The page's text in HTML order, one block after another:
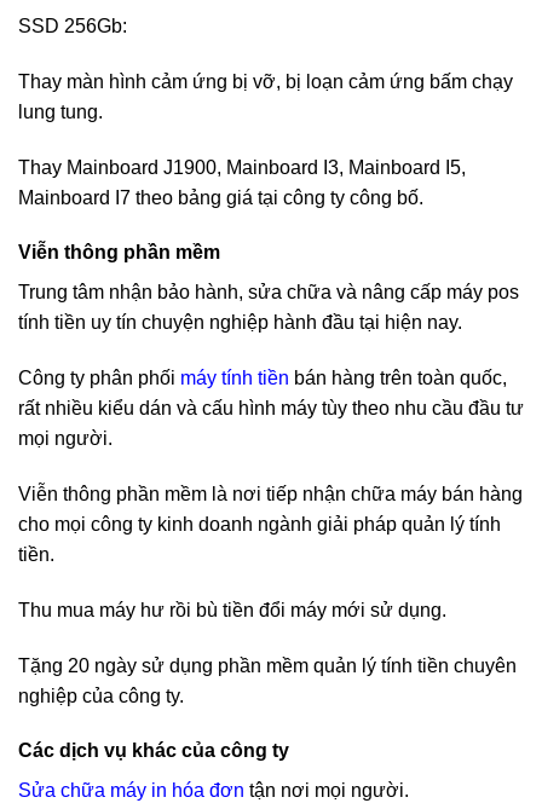
SSD 256Gb:
Thay màn hình cảm ứng bị vỡ, bị loạn cảm ứng bấm chạy
lung tung.
Thay Mainboard J1900, Mainboard I3, Mainboard I5,
Mainboard I7 theo bảng giá tại công ty công bố.
Viễn thông phần mềm
Trung tâm nhận bảo hành, sửa chữa và nâng cấp máy pos
tính tiền uy tín chuyện nghiệp hành đầu tại hiện nay.
Công ty phân phối máy tính tiền bán hàng trên toàn quốc,
rất nhiều kiểu dán và cấu hình máy tùy theo nhu cầu đầu tư
mọi người.
Viễn thông phần mềm là nơi tiếp nhận chữa máy bán hàng
cho mọi công ty kinh doanh ngành giải pháp quản lý tính
tiền.
Thu mua máy hư rồi bù tiền đổi máy mới sử dụng.
Tặng 20 ngày sử dụng phần mềm quản lý tính tiền chuyên
nghiệp của công ty.
Các dịch vụ khác của công ty
Sửa chữa máy in hóa đơn tận nơi mọi người.